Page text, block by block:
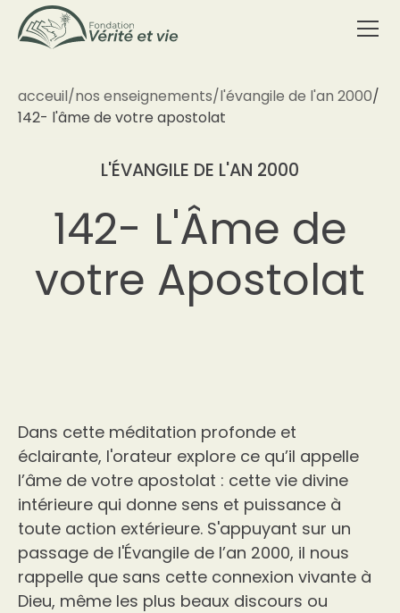
acceuil/nos enseignements/l'évangile de l'an 2000/
142- l'âme de votre apostolat
L'ÉVANGILE DE L'AN 2000
142- L'Âme de
votre Apostolat
Dans cette méditation profonde et
éclairante, l'orateur explore ce qu’il appelle
l’âme de votre apostolat : cette vie divine
intérieure qui donne sens et puissance à
toute action extérieure. S'appuyant sur un
passage de l'Évangile de l’an 2000, il nous
rappelle que sans cette connexion vivante à
Dieu, même les plus beaux discours ou